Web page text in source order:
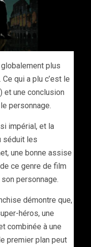
plus
qui a plu c’est le
et une conclusion
personnage.
impérial, et la
séduit les
une bonne assise
ce genre de film
personnage.
démontre que,
héros, une
combinée à une
premier plan peut